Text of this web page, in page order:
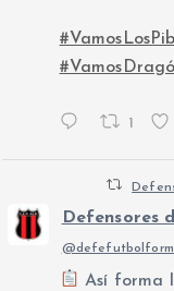
1
Defensores
Así forma